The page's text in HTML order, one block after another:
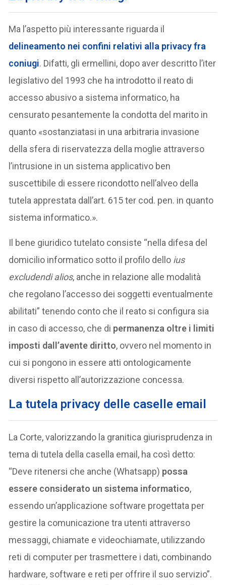
Ma l’aspetto più interessante riguarda il
delineamento nei confini relativi alla privacy fra
coniugi. Difatti, gli ermellini, dopo aver descritto l’iter
legislativo del 1993 che ha introdotto il reato di
accesso abusivo a sistema informatico, ha
censurato pesantemente la condotta del marito in
quanto «sostanziatasi in una arbitraria invasione
della sfera di riservatezza della moglie attraverso
l’intrusione in un sistema applicativo ben
suscettibile di essere ricondotto nell’alveo della
tutela apprestata dall’art. 615 ter cod. pen. in quanto
sistema informatico.».
Il bene giuridico tutelato consiste “nella difesa del
domicilio informatico sotto il profilo dello ius
excludendi alios, anche in relazione alle modalità
che regolano l’accesso dei soggetti eventualmente
abilitati” tenendo conto che il reato si configura sia
in caso di accesso, che di permanenza oltre i limiti
imposti dall’avente diritto, ovvero nel momento in
cui si pongono in essere atti ontologicamente
diversi rispetto all’autorizzazione concessa.
La tutela privacy delle caselle email
La Corte, valorizzando la granitica giurisprudenza in
tema di tutela della casella email, ha così detto:
“Deve ritenersi che anche (Whatsapp) possa
essere considerato un sistema informatico,
essendo un’applicazione software progettata per
gestire la comunicazione tra utenti attraverso
messaggi, chiamate e videochiamate, utilizzando
reti di computer per trasmettere i dati, combinando
hardware, software e reti per offrire il suo servizio”.